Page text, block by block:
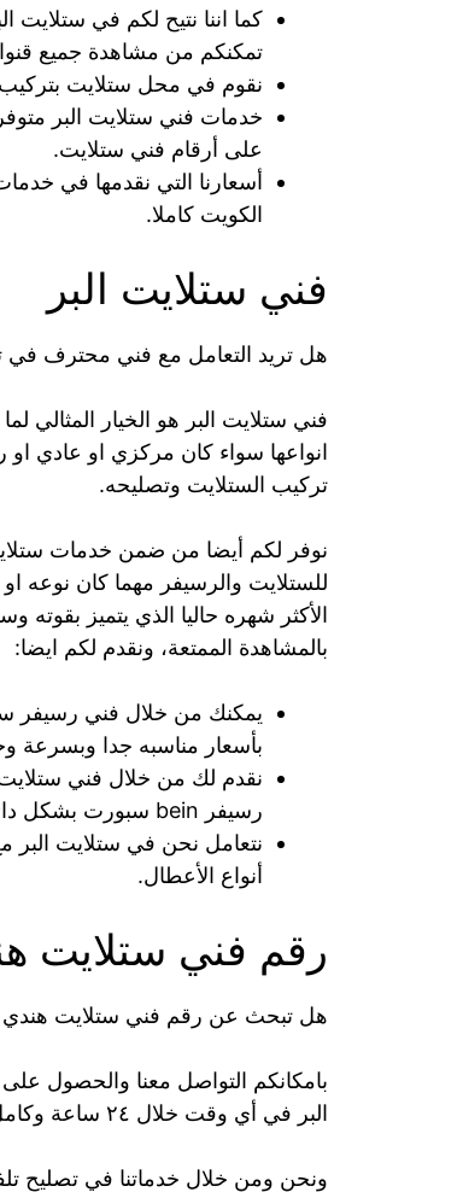
تمكنكم من مشاهدة جميع
نقوم في محل ستلايت
خدمات فني ستلايت البر
على أرقام فني ستلايت.
أسعارنا التي نقدمها في
الكويت كاملا.
فني ستلايت البر
هل تريد التعامل مع فني محترف في
فني ستلايت البر هو الخيار
انواعها سواء كان مركزي او عادي
تركيب الستلايت وتصليحه.
نوفر لكم أيضا من ضمن خدمات
للستلايت والرسيفر مهما كان نوعه
الأكثر شهره حاليا الذي يتميز بقوته
بالمشاهدة الممتعة، ونقدم لكم ايضا:
يمكنك من خلال فني رسيفر
بأسعار مناسبه جدا وبسرعة
رسيفر bein سبورت بشكل دائم وأيضا تجديد الاشتراك بسهولة.
نتعامل نحن في ستلايت
أنواع الأعطال.
رقم فني ستلايت
هل تبحث عن رقم فني ستلايت هندي
بامكانكم التواصل معنا والحصول
البر في أي وقت خلال ٢٤ ساعة وكامل الخدمات تتم على يد أفضل المختصين والعمال.
ونحن ومن خلال خدماتنا في تصليح